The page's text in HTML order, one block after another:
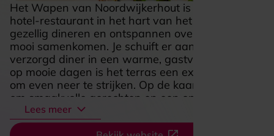
Het Wapen van Noordwijkerhout is een sfeervol
hotel-restaurant in het hart van het dorp, waar
gezellig dineren en ontspannen overnachten
mooi samenkomen. Je schuift er aan voor een
verzorgd diner in een warme, gastvrije setting en
op mooie dagen is het terras een extra fijne plek
om even neer te strijken. Op de kaart draait het
om smaakvolle gerechten en een ongedwongen
avond uit, of je nu met z’n tweeën komt of met
een groter gezelschap. Wie langer wil blijven,
Lees meer